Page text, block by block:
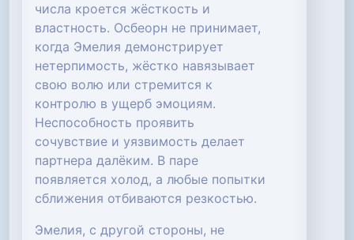
числа кроется жёсткость и
властность. Осбеорн не принимает,
когда Эмелия демонстрирует
нетерпимость, жёстко навязывает
свою волю или стремится к
контролю в ущерб эмоциям.
Неспособность проявить
сочувствие и уязвимость делает
партнера далёким. В паре
появляется холод, а любые попытки
сближения отбиваются резкостью.
Эмелия, с другой стороны, не